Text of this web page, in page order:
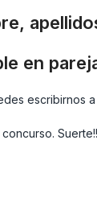
en
escribirnos a